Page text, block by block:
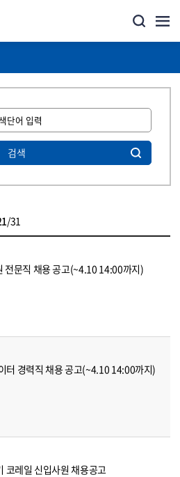
검색
/31
전문직 채용 공고(~4.10 14:00까지)
터 경력직 채용 공고(~4.10 14:00까지)
코레일 신입사원 채용공고